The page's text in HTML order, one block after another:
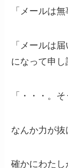
「メールは
「メールは
になって申し
「・・・。
なんか力が抜
確かにわた